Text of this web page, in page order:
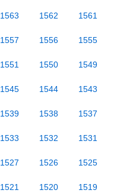
1563 1562 1561
1557 1556 1555
1551 1550 1549
1545 1544 1543
1539 1538 1537
1533 1532 1531
1527 1526 1525
1521 1520 1519